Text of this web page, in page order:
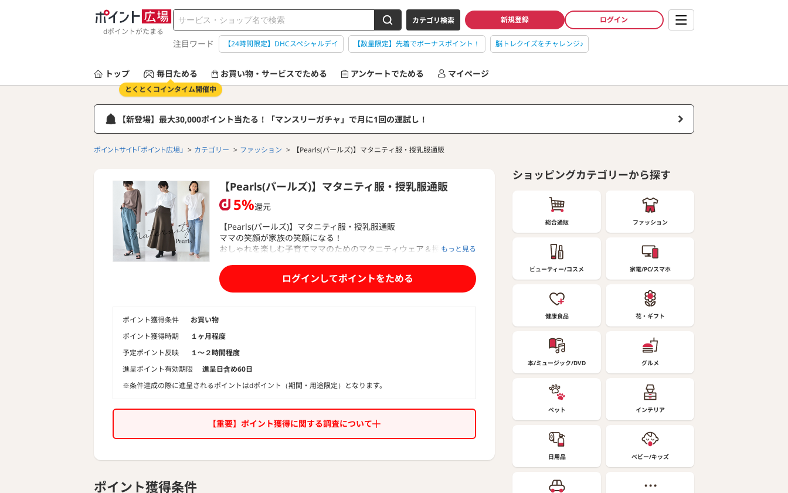
dポイントがたまる
カテゴリ検索 新規登録 ログイン
注目ワード 【24時間限定】DHCスペシャルデイ 【数量限定】先着でボーナスポイント！ 脳トレクイズをチャレンジ♪
トップ 毎日ためる
とくとくコインタイム開催中
お買い物・サービスでためる アンケートでためる マイページ
【新登場】最大30,000ポイント当たる！「マンスリーガチャ」で月に1回の運試し！
ポイントサイト「ポイント広場」 カテゴリー ファッション 【Pearls(パールズ)】マタニティ服・授乳服通販
【Pearls(パールズ)】マタニティ服・授乳服通販
5%還元
【Pearls(パールズ)】マタニティ服・授乳服通販
ママの笑顔が家族の笑顔になる！
おしゃれを楽しむ子育てママのためのマタニティウェア＆授乳服通販
もっと見る
ログインしてポイントをためる
ポイント獲得条件
お買い物
ポイント獲得時期
１ヶ月程度
予定ポイント反映
１〜２時間程度
進呈ポイント有効期限
進呈日含め60日
※条件達成の際に進呈されるポイントはdポイント（期間・用途限定）となります。
【重要】ポイント獲得に関する調査について
ポイント獲得条件
ショッピングカテゴリーから探す
総合通販 ファッション
ビューティー/コスメ 家電/PC/スマホ
健康食品 花・ギフト
本/ミュージック/DVD グルメ
ペット インテリア
日用品 ベビー/キッズ